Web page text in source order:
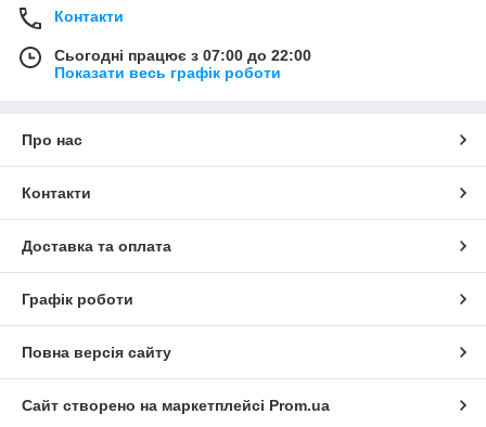
Контакти
Сьогодні працює з 07:00 до 22:00
Показати весь графік роботи
Про нас
Контакти
Доставка та оплата
Графік роботи
Повна версія сайту
Сайт створено на маркетплейсі Prom.ua